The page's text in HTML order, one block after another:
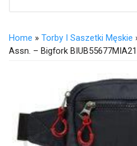
Home » Torby I Saszetki Męskie
Assn. – Bigfork